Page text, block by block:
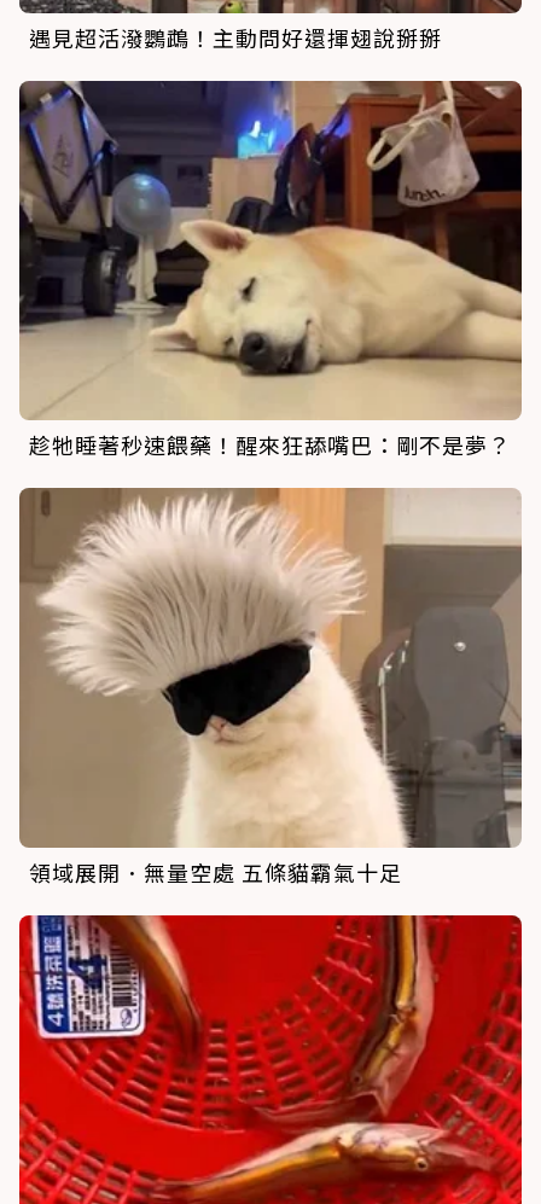
遇見超活潑鸚鵡！主動問好還揮翅說掰掰
趁牠睡著秒速餵藥！醒來狂舔嘴巴：剛不是夢？
領域展開．無量空處 五條貓霸氣十足